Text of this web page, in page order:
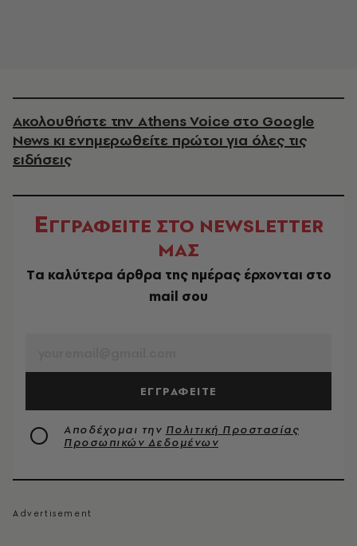
Ακολουθήστε την Athens Voice στο Google
News κι ενημερωθείτε πρώτοι για όλες τις
ειδήσεις
ΕΓΓΡΑΦΕΙΤΕ ΣΤΟ NEWSLETTER
ΜΑΣ
Tα καλύτερα άρθρα της ημέρας έρχονται στο
mail σου
ΕΓΓΡΑΦΕΙΤΕ
Αποδέχομαι την Πολιτική Προστασίας
Προσωπικών Δεδομένων